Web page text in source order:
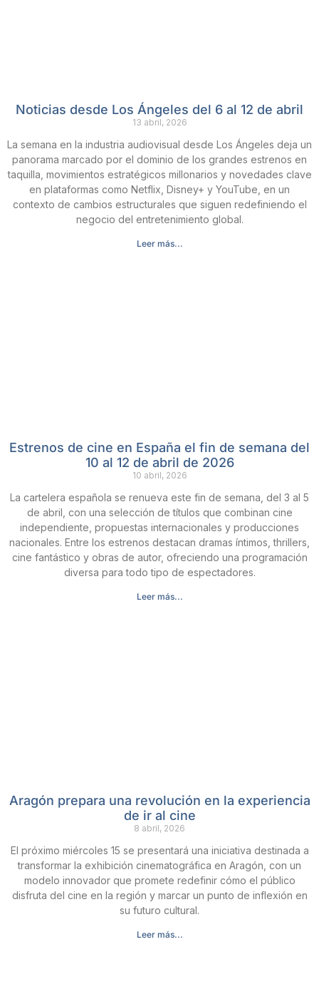
Noticias desde Los Ángeles del 6 al 12 de abril
13 abril, 2026
La semana en la industria audiovisual desde Los Ángeles deja un
panorama marcado por el dominio de los grandes estrenos en
taquilla, movimientos estratégicos millonarios y novedades clave
en plataformas como Netflix, Disney+ y YouTube, en un
contexto de cambios estructurales que siguen redefiniendo el
negocio del entretenimiento global.
Leer más...
Estrenos de cine en España el fin de semana del
10 al 12 de abril de 2026
10 abril, 2026
La cartelera española se renueva este fin de semana, del 3 al 5
de abril, con una selección de títulos que combinan cine
independiente, propuestas internacionales y producciones
nacionales. Entre los estrenos destacan dramas íntimos, thrillers,
cine fantástico y obras de autor, ofreciendo una programación
diversa para todo tipo de espectadores.
Leer más...
Aragón prepara una revolución en la experiencia
de ir al cine
8 abril, 2026
El próximo miércoles 15 se presentará una iniciativa destinada a
transformar la exhibición cinematográfica en Aragón, con un
modelo innovador que promete redefinir cómo el público
disfruta del cine en la región y marcar un punto de inflexión en
su futuro cultural.
Leer más...